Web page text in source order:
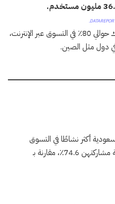
من بين هؤلاء المستخدمين، يشارك حوالي 80٪ في التسوق عبر الإنترنت،
دول مثل الصين.
أكثر نشاطًا في التسوق
عبر الإنترنت، حيث تبلغ نسبة مشاركتهن 74.6٪، مقارنة بـ